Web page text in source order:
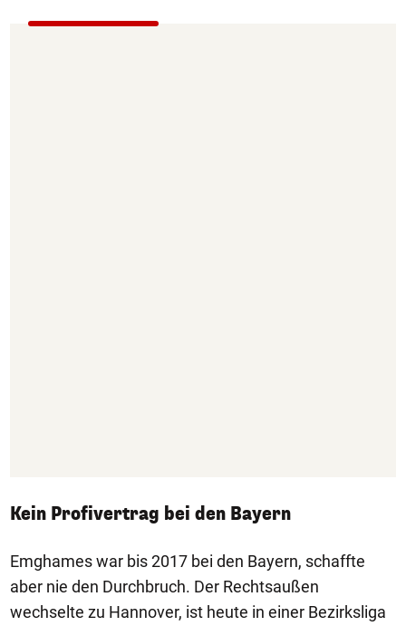
Kein Profivertrag bei den Bayern
Emghames war bis 2017 bei den Bayern, schaffte
aber nie den Durchbruch. Der Rechtsaußen
wechselte zu Hannover, ist heute in einer Bezirksliga